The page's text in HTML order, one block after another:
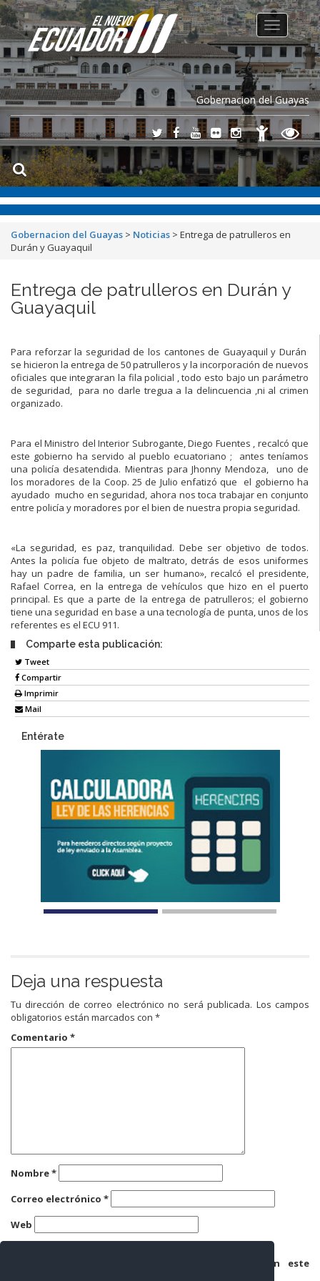
Gobernacion del Guayas
Toggle
navigation
Gobernacion del Guayas > Noticias > Entrega de patrulleros en
Durán y Guayaquil
Entrega de patrulleros en Durán y
Guayaquil
Para reforzar la seguridad de los cantones de Guayaquil y Durán
se hicieron la entrega de 50 patrulleros y la incorporación de nuevos
oficiales que integraran la fila policial , todo esto bajo un parámetro
de seguridad, para no darle tregua a la delincuencia ,ni al crimen
organizado.
Para el Ministro del Interior Subrogante, Diego Fuentes , recalcó que
este gobierno ha servido al pueblo ecuatoriano ; antes teníamos
una policía desatendida. Mientras para Jhonny Mendoza, uno de
los moradores de la Coop. 25 de Julio enfatizó que el gobierno ha
ayudado mucho en seguridad, ahora nos toca trabajar en conjunto
entre policía y moradores por el bien de nuestra propia seguridad.
«La seguridad, es paz, tranquilidad. Debe ser objetivo de todos.
Antes la policía fue objeto de maltrato, detrás de esos uniformes
hay un padre de familia, un ser humano», recalcó el presidente,
Rafael Correa, en la entrega de vehículos que hizo en el puerto
principal. Es que a parte de la entrega de patrulleros; el gobierno
tiene una seguridad en base a una tecnología de punta, unos de los
referentes es el ECU 911.
Comparte esta publicación:
Tweet
Compartir
Imprimir
Mail
Entérate
Deja una respuesta
Tu dirección de correo electrónico no será publicada. Los campos
obligatorios están marcados con *
Comentario *
Nombre*
Correo electrónico *
Web
Guarda mi nombre, correo electrónico y web en este